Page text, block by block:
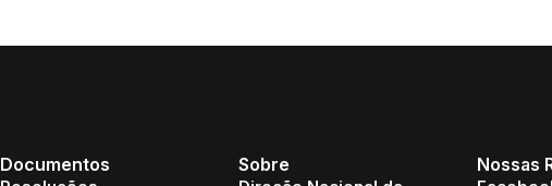
Documentos Sobre Nossas